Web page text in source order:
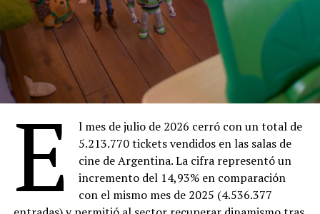
18:30 – Ahí donde no estás
(Entrada $4.000)
20:30 –
Facultad(Entrada gratuita)
Sábado 8
18:30 –
Ahí donde no estás(Entrada $4.000)
20:30 –
The Thing
(Entrada $4.000)
Domingo 9
18:00 –Ahí donde no estás(Entrada $4.000)
20:00 –Dios y el diablo en la tierra del solen 16
mm ($Entrada 4.000)
Lunes 10
18:30 –Ahí donde no estás (Entrada $4.000)
E
l mes de julio de 2026 cerró con un total de
5.213.770 tickets vendidos en las salas de
cine de Argentina. La cifra representó un
incremento del 14,93% en comparación
con el mismo mes de 2025 (4.536.377